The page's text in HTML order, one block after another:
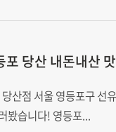
포 당산 내돈내산
당산점 서울 영등포구
봤습니다! 영등포...